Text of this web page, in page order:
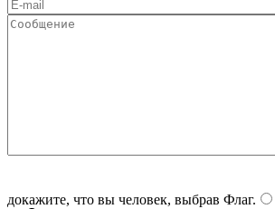
докажите, что вы человек, выбрав Флаг.